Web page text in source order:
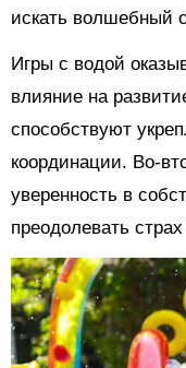
искать волшебный
Игры с водой
влияние на
способствуют
координации. Во-
уверенность в
преодолевать